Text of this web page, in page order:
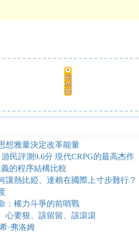
想雅量決定改革能量
游民評測9.6分 現代CRPG的最高杰作
的程序結構比較
讓熱比婭、達賴在國際上寸步難行？
：權力斗爭的前哨戰
心要狠、該留留、該滾滾
·弗洛姆